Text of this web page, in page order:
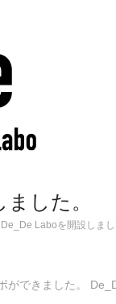
した。
De_De Laboを開設しま
ができました。